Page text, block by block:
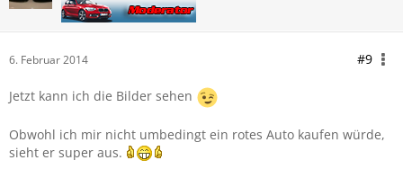
6. Februar 2014 #9
Jetzt kann ich die Bilder sehen
Obwohl ich mir nicht umbedingt ein rotes Auto kaufen würde,
sieht er super aus.